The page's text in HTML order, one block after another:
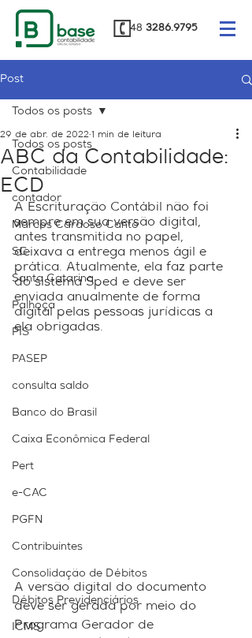
48 3286.9795
Post
Todos os posts
Contabilidade
contador
Marcos Cardoso Canto
SC
Santa Catarina
Palhoça
PIS
PASEP
consulta saldo
Banco do Brasil
Caixa Econômica Federal
Pert
e-CAC
PGFN
Contribuintes
Consolidação de Débitos
Débitos Previdenciários
ICMS
Todos os posts
ABC da Contabilidade:
ECD
29 de abr. de 2022 1 min de leitura
A Escrituração Contábil não foi
sempre em sua versão digital,
antes transmitida no papel,
deixava a entrega menos ágil e
prática. Atualmente, ela faz parte
do sistema Sped e deve ser
enviada anualmente de forma
digital pelas pessoas jurídicas a
ela obrigadas.
A versão digital do documento
deve ser gerada por meio do
Programa Gerador de